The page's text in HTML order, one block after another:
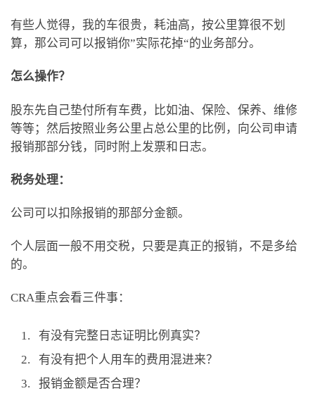
有些人觉得，我的车很贵，耗油高，按公里算很不划
算，那公司可以报销你”实际花掉“的业务部分。
怎么操作？
股东先自己垫付所有车费，比如油、保险、保养、维修
等等；然后按照业务公里占总公里的比例，向公司申请
报销那部分钱，同时附上发票和日志。
税务处理：
公司可以扣除报销的那部分金额。
个人层面一般不用交税，只要是真正的报销，不是多给
的。
CRA重点会看三件事：
有没有完整日志证明比例真实？
有没有把个人用车的费用混进来？
报销金额是否合理？